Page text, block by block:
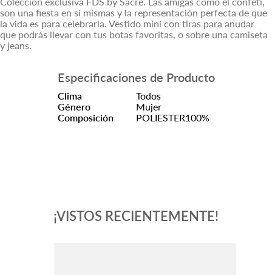
son una fiesta en sí mismas y la representación perfecta de que
la vida es para celebrarla. Vestido mini con tiras para anudar
que podrás llevar con tus botas favoritas, o sobre una camiseta
y jeans.
Especificaciones de Producto
Clima
Todos
Género
Mujer
Composición
POLIESTER100%
¡VISTOS RECIENTEMENTE!